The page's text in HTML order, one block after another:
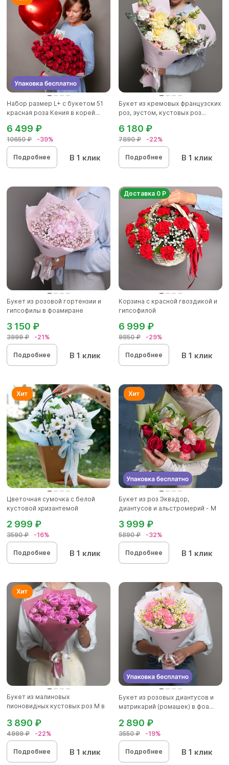
Набор размер L+ с букетом 51
красная роза Кения в корей...
10650 ₽ -39%
6 499 ₽
Подробнее В 1 клик
Букет из кремовых французских
роз, эустом, кустовых роз...
7890 ₽ -22%
6 180 ₽
Подробнее В 1 клик
Букет из розовой гортензии и
гипсофилы в фоамиране
3999 ₽ -21%
3 150 ₽
Подробнее В 1 клик
Доставка 0 Р
Корзина с красной гвоздикой и
гипсофилой
9850 ₽ -29%
6 999 ₽
Подробнее В 1 клик
Цветочная сумочка с белой
кустовой хризантемой
3590 ₽ -16%
2 999 ₽
Подробнее В 1 клик
Букет из роз Эквадор,
диантусов и альстромерий - М
5890 ₽ -32%
3 999 ₽
Подробнее В 1 клик
Букет из малиновых
пионовидных кустовых роз M в
4999 ₽ -22%
3 890 ₽
Подробнее В 1 клик
Букет из розовых диантусов и
матрикарий (ромашек) в фоа...
3550 ₽ -19%
2 890 ₽
Подробнее В 1 клик